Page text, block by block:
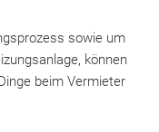
sowie um
können
beim Vermieter